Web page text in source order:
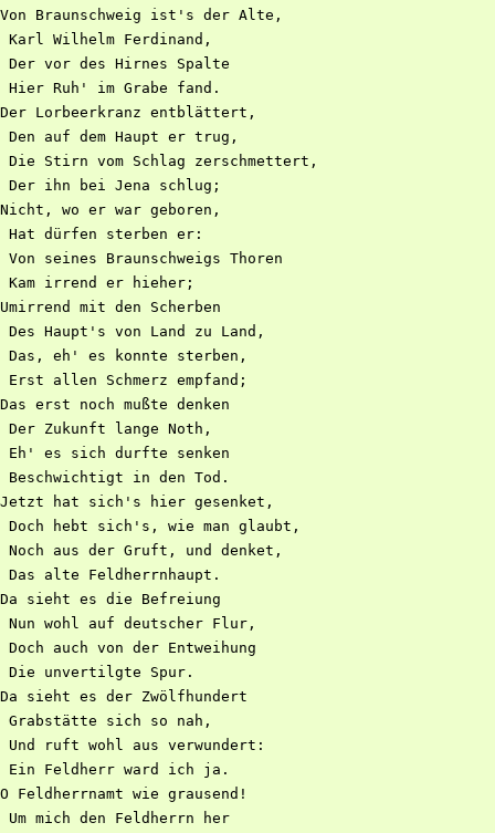
Von Braunschweig ist's der Alte,
Karl Wilhelm Ferdinand,
Der vor des Hirnes Spalte
Hier Ruh' im Grabe fand.
Der Lorbeerkranz entblättert,
Den auf dem Haupt er trug,
Die Stirn vom Schlag zerschmettert,
Der ihn bei Jena schlug;
Nicht, wo er war geboren,
Hat dürfen sterben er:
Von seines Braunschweigs Thoren
Kam irrend er hieher;
Umirrend mit den Scherben
Des Haupt's von Land zu Land,
Das, eh' es konnte sterben,
Erst allen Schmerz empfand;
Das erst noch mußte denken
Der Zukunft lange Noth,
Eh' es sich durfte senken
Beschwichtigt in den Tod.
Jetzt hat sich's hier gesenket,
Doch hebt sich's, wie man glaubt,
Noch aus der Gruft, und denket,
Das alte Feldherrnhaupt.
Da sieht es die Befreiung
Nun wohl auf deutscher Flur,
Doch auch von der Entweihung
Die unvertilgte Spur.
Da sieht es der Zwölfhundert
Grabstätte sich so nah,
Und ruft wohl aus verwundert:
Ein Feldherr ward ich ja.
O Feldherrnamt wie grausend!
Um mich den Feldherrn her